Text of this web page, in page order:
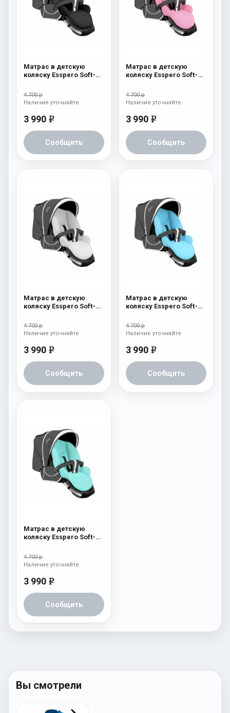
Матрас в детскую
коляску Esspero Soft-
4 700 р
3 990 e
Сообщить
Наличие уточняйте
Матрас в детскую
коляску Esspero Soft-
4 700 р
3 990 e
Сообщить
Наличие уточняйте
Матрас в детскую
коляску Esspero Soft-
4 700 р
3 990 e
Сообщить
Наличие уточняйте
Матрас в детскую
коляску Esspero Soft-
4 700 р
3 990 e
Сообщить
Наличие уточняйте
Матрас в детскую
коляску Esspero Soft-
4 700 р
3 990 e
Сообщить
Наличие уточняйте
Вы смотрели